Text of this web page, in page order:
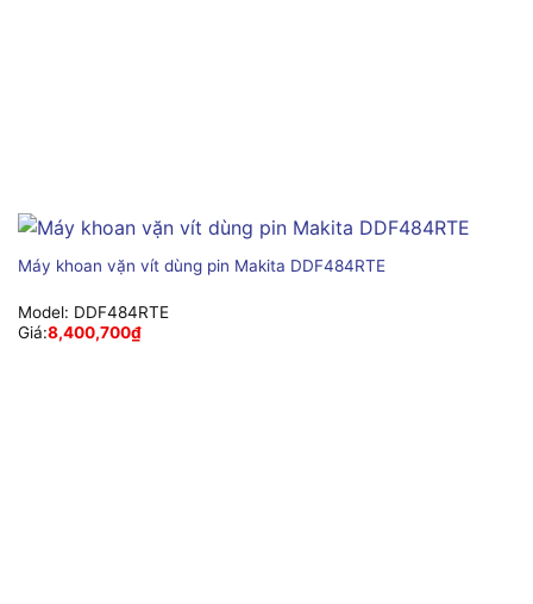
Máy khoan vặn vít dùng pin Makita DDF484RTE
Model: DDF484RTE
Giá:8,400,700₫